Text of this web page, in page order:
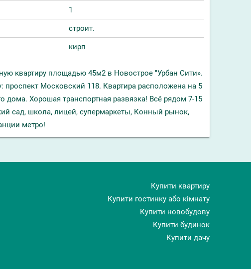
1
строит.
кирп
квартиру площадью 45м2 в Новострое "Урбан Сити».
проспект Московский 118. Квартира расположена на 5
дома. Хорошая транспортная развязка! Всё рядом 7-15
сад, школа, лицей, супермаркеты, Конный рынок,
метро!
Купити квартиру
Купити гостинку або кімнату
Купити новобудову
Купити будинок
Купити дачу